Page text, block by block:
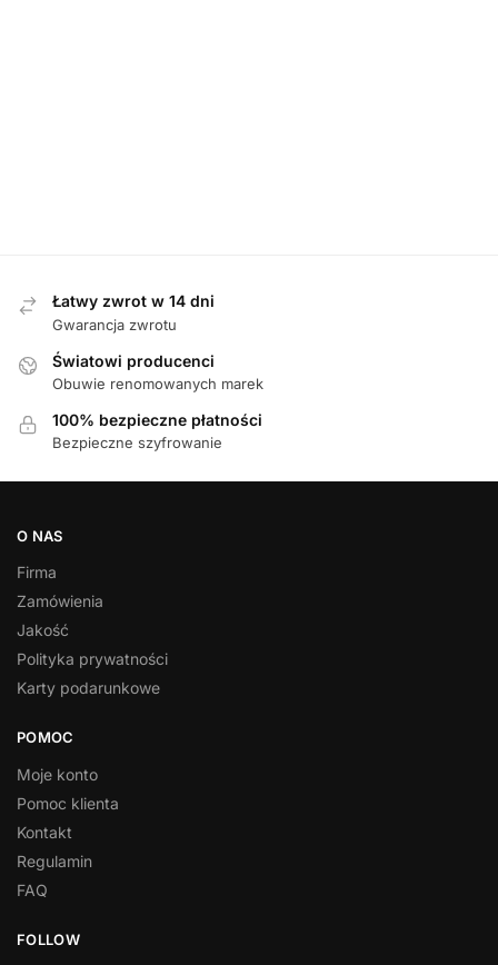
Łatwy zwrot w 14 dni
Gwarancja zwrotu
Światowi producenci
Obuwie renomowanych marek
100% bezpieczne płatności
Bezpieczne szyfrowanie
O NAS
Firma
Zamówienia
Jakość
Polityka prywatności
Karty podarunkowe
POMOC
Moje konto
Pomoc klienta
Kontakt
Regulamin
FAQ
FOLLOW